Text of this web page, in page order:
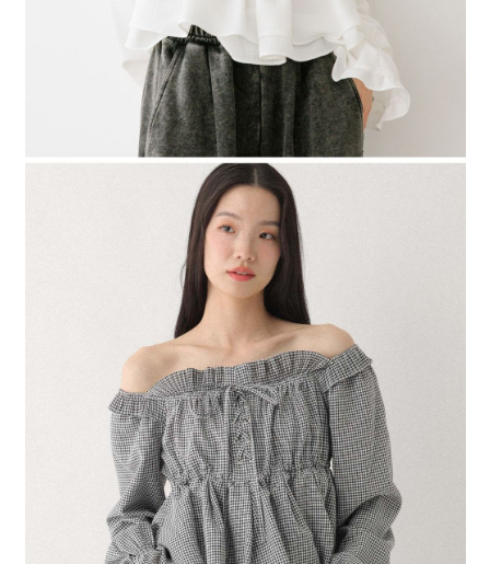
３．未成年的使用者請事先徵得法定代理人或監護人之同意方可使用
「AFTEE先享後付」，若未經同意申辦者引起之損失，本公司不負相關責
４．使用「AFTEE先享後付」時，將依據個別帳號之用戶狀況，依本公司即
時審查核予不同之上限額度；若仍有額度不足之情形，本公司將視審查結果
請求用戶進行身份認證。
５．嚴禁一人註冊多個帳號或使用他人資訊註冊。若發現惡意使用之情形，
恩沛科技股份有限公司將有權停止該用戶之使用額度並採取法律行動。